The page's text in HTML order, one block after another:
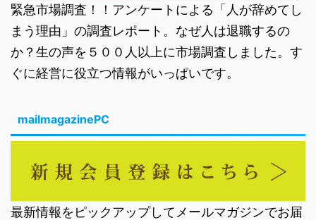
緊急市場調査！！アンケートによる「人が辞めてし
まう理由」の調査レポート。なぜ人は退職するの
か？生の声を５００人以上に市場調査しました。す
ぐに経営に役立つ情報がいっぱいです。
mailmagazinePC
最新情報をピックアップしてメールマガジンでお届